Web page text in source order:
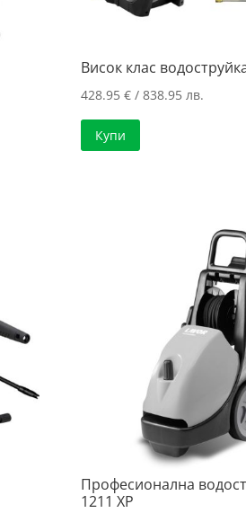
Висок клас
428.95€ / 838.95 лв.
Купи
Професионална
1211 XP